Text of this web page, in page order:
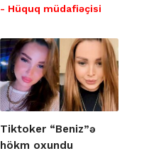
- Hüquq müdafiəçisi
Tiktoker “Beniz”ə
hökm oxundu